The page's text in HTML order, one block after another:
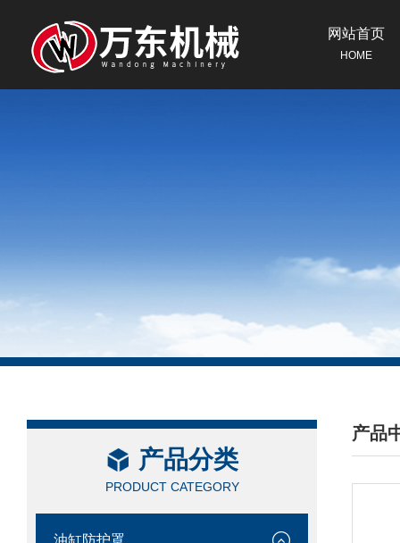
网站首页
HOME
产品分类
PRODUCT CATEGORY
油缸防护罩
产品
/